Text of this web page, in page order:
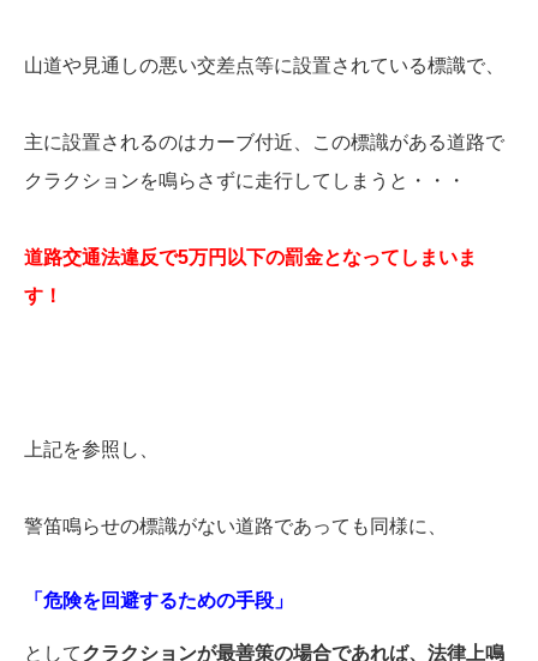
山道や見通しの悪い交差点等に設置されている標識で、
主に設置されるのはカーブ付近、この標識がある道路で
クラクションを鳴らさずに走行してしまうと・・・
道路交通法違反で5万円以下の罰金となってしまいま
す！
上記を参照し、
警笛鳴らせの標識がない道路であっても同様に、
「危険を回避するための手段」
としてクラクションが最善策の場合であれば、法律上鳴